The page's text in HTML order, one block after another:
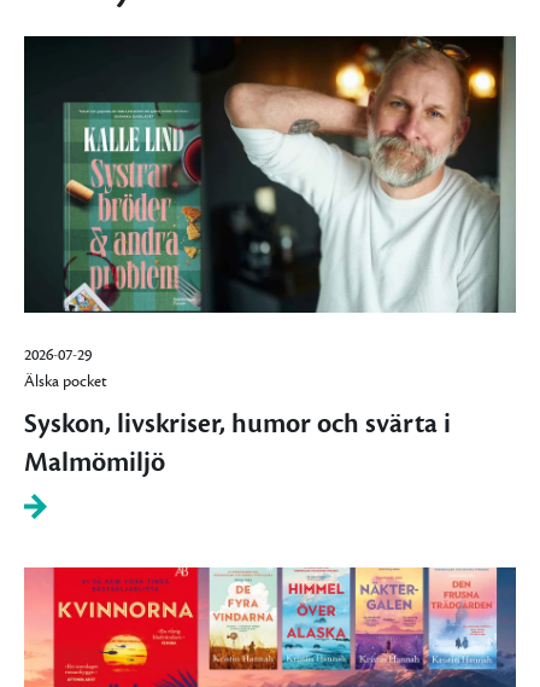
2026-07-29
Älska pocket
Syskon, livskriser, humor och svärta i
Malmömiljö